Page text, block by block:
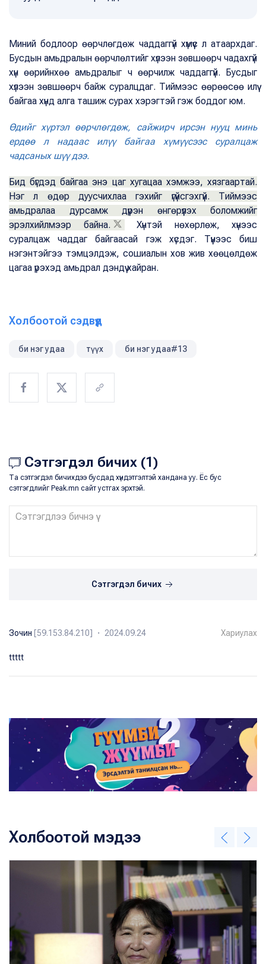
Миний бодлоор өөрчлөгдөж чаддаггүй хүмүүс л атаархдаг.
Бусдын амьдралын өөрчлөлтийг хүлээн зөвшөөрч чадахгүй
хүн өөрийнхөө амьдралыг ч өөрчилж чаддаггүй. Бусдыг
хүлээн зөвшөөрч байж суралцдаг. Тиймээс өөрөөсөө илүү
байгаа хүнд алга ташиж сурах хэрэгтэй гэж боддог юм.
Өдийг хүртэл өөрчлөгдөж, сайжирч ирсэн нууц минь
ердөө л надаас илүү байгаа хүмүүсээс суралцаж
чадсаных шүү дээ.
Бид бүгдэд байгаа энэ цаг хугацаа хэмжээ, хязгаартай.
Нэг л өдөр дуусчихлаа гэхийг үгүйсгэхгүй. Тиймээс
амьдралаа дурсамж дүүрэн өнгөрүүлэх боломжийг
эрэлхийлмээр байна.
Хүнтэй нөхөрлөж, хүнээс
суралцаж чаддаг байгаасай гэж хүсдэг. Түүнээс биш
нэгэнтэйгээ тэмцэлдэж, сошиалын хов жив хөөцөлдөж
цагаа үрэхэд амьдрал дэндүү хайран.
Холбоотой сэдвүүд
би нэг удаа түүх би нэг удаа#13
Сэтгэгдэл бичих (1)
Та сэтгэгдэл бичихдээ бусдад хүндэтгэлтэй хандана уу. Ёс бус
сэтгэгдлийг Peak.mn сайт устгах эрхтэй.
Сэтгэгдэл бичих
Зочин [59.153.84.210] ・ 2024.09.24 Хариулах
ttttt
Холбоотой мэдээ